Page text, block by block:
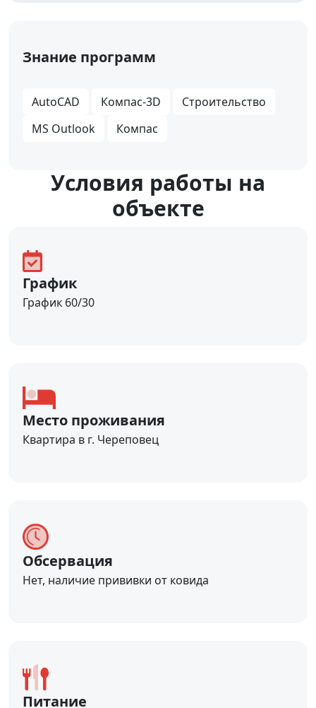
Знание программ
AutoCAD Компас-3D
Строительство
MS Outlook
Компас
Уcловия работы на
объекте
График
График 60/30
Место проживания
Квартира в г. Череповец
Обсервация
Нет, наличие прививки от ковида
Питание